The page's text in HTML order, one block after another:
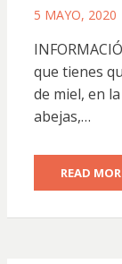
POSTED
5 MAYO, 2020
que tienes
de miel, en
abejas,…
READ